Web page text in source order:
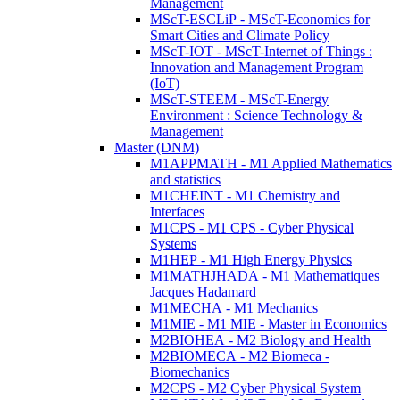
Management
MScT-ESCLiP - MScT-Economics for
Smart Cities and Climate Policy
MScT-IOT - MScT-Internet of Things :
Innovation and Management Program
(IoT)
MScT-STEEM - MScT-Energy
Environment : Science Technology &
Management
Master (DNM)
M1APPMATH - M1 Applied Mathematics
and statistics
M1CHEINT - M1 Chemistry and
Interfaces
M1CPS - M1 CPS - Cyber Physical
Systems
M1HEP - M1 High Energy Physics
M1MATHJHADA - M1 Mathematiques
Jacques Hadamard
M1MECHA - M1 Mechanics
M1MIE - M1 MIE - Master in Economics
M2BIOHEA - M2 Biology and Health
M2BIOMECA - M2 Biomeca -
Biomechanics
M2CPS - M2 Cyber Physical System